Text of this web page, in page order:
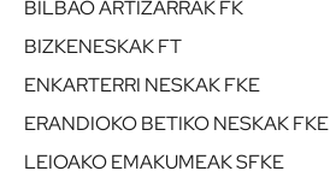
BILBAO ARTIZARRAK FK
BIZKENESKAK FT
ENKARTERRI NESKAK FKE
ERANDIOKO BETIKO NESKAK FKE
LEIOAKO EMAKUMEAK SFKE